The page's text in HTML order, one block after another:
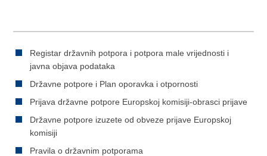
Registar državnih potpora i potpora male vrijednosti i
javna objava podataka
Državne potpore i Plan oporavka i otpornosti
Prijava državne potpore Europskoj komisiji-obrasci prijave
Državne potpore izuzete od obveze prijave Europskoj
komisiji
Pravila o državnim potporama